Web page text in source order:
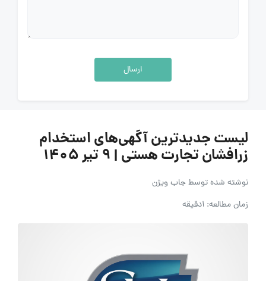
ارسال
لیست جدیدترین آگهی‌های استخدام
زرافشان تجارت هستی | ۹ تیر ۱۴۰۵
نوشته شده توسطجاب ویژن
زمان مطالعه: 1دقیقه